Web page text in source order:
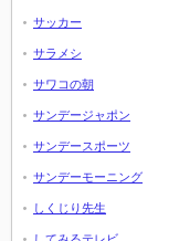
サッカー
サラメシ
サワコの朝
サンデージャポン
サンデースポーツ
サンデーモーニング
しくじり先生